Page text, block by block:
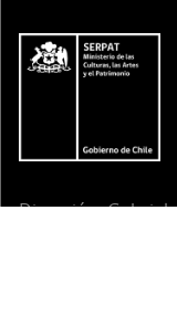
Dirección: